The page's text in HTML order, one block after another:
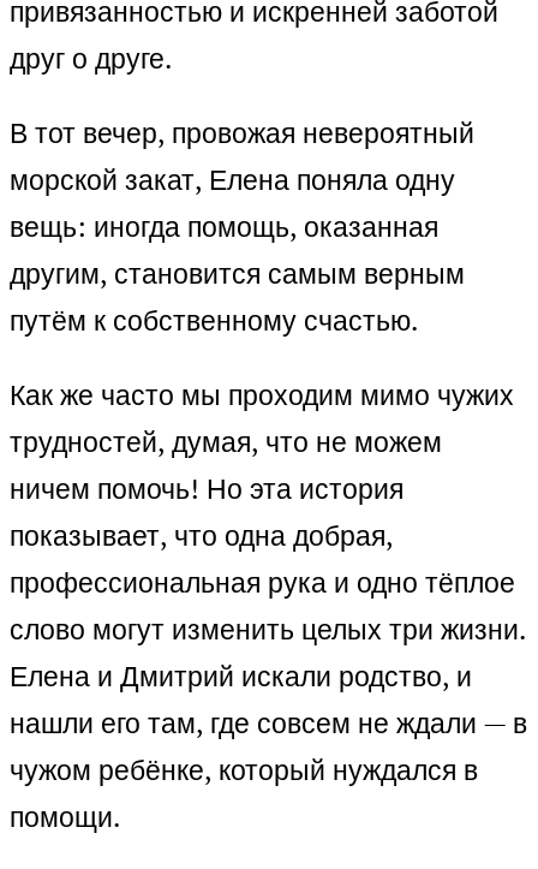
привязанностью и искренней заботой
друг о друге.
В тот вечер, провожая невероятный
морской закат, Елена поняла одну
вещь: иногда помощь, оказанная
другим, становится самым верным
путём к собственному счастью.
Как же часто мы проходим мимо чужих
трудностей, думая, что не можем
ничем помочь! Но эта история
показывает, что одна добрая,
профессиональная рука и одно тёплое
слово могут изменить целых три жизни.
Елена и Дмитрий искали родство, и
нашли его там, где совсем не ждали — в
чужом ребёнке, который нуждался в
помощи.